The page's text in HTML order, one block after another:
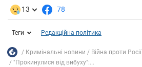
13 78
Теги Редакційна політика
Кримінальні новини
Війна проти Росії
"Прокинулися від вибуху":...